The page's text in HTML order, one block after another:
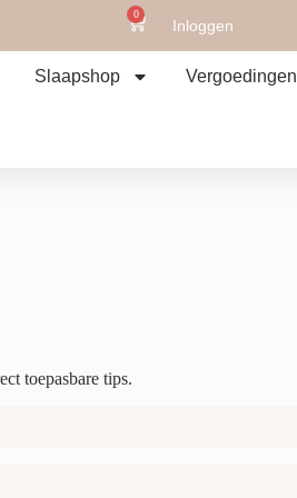
0
Inloggen
Slaapshop Vergoedingen
toepasbare tips.